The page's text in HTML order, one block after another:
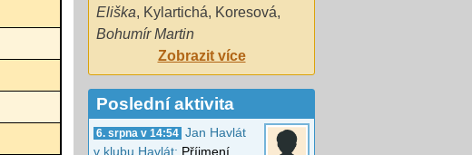
Eliška, Kylartichá, Koresová,
Bohumír Martin
Zobrazit více
Poslední aktivita
6. srpna v 14:54 Jan Havlát
v klubu Havlát: Příjmení